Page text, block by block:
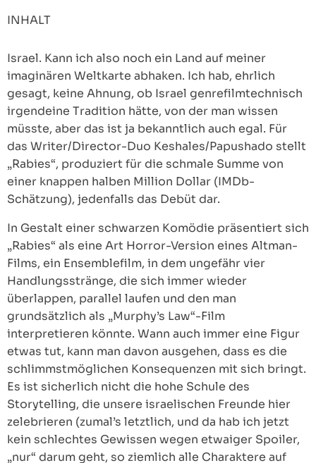
INHALT
Israel. Kann ich also noch ein Land auf meiner
imaginären Weltkarte abhaken. Ich hab, ehrlich
gesagt, keine Ahnung, ob Israel genrefilmtechnisch
irgendeine Tradition hätte, von der man wissen
müsste, aber das ist ja bekanntlich auch egal. Für
das Writer/Director-Duo Keshales/Papushado stellt
„Rabies“, produziert für die schmale Summe von
einer knappen halben Million Dollar (IMDb-
Schätzung), jedenfalls das Debüt dar.
In Gestalt einer schwarzen Komödie präsentiert sich
„Rabies“ als eine Art Horror-Version eines Altman-
Films, ein Ensemblefilm, in dem ungefähr vier
Handlungsstränge, die sich immer wieder
überlappen, parallel laufen und den man
grundsätzlich als „Murphy’s Law“-Film
interpretieren könnte. Wann auch immer eine Figur
etwas tut, kann man davon ausgehen, dass es die
schlimmstmöglichen Konsequenzen mit sich bringt.
Es ist sicherlich nicht die hohe Schule des
Storytelling, die unsere israelischen Freunde hier
zelebrieren (zumal’s letztlich, und da hab ich jetzt
kein schlechtes Gewissen wegen etwaiger Spoiler,
„nur“ darum geht, so ziemlich alle Charaktere auf